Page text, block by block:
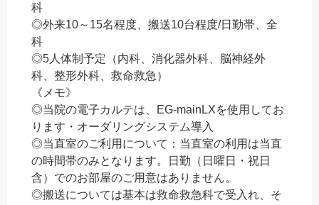
科
◎外来10～15名程度、搬送10台程度/日勤帯、全
科
◎5人体制予定（内科、消化器外科、脳神経外
科、整形外科、救命救急）
《メモ》
◎当院の電子カルテは、EG-mainLXを使用してお
ります・オーダリングシステム導入
◎当直室のご利用について：当直室の利用は当直
の時間帯のみとなります。日勤（日曜日・祝日
含）でのお部屋のご用意はありません。
◎搬送については基本は救命救急科で受入れ、そ